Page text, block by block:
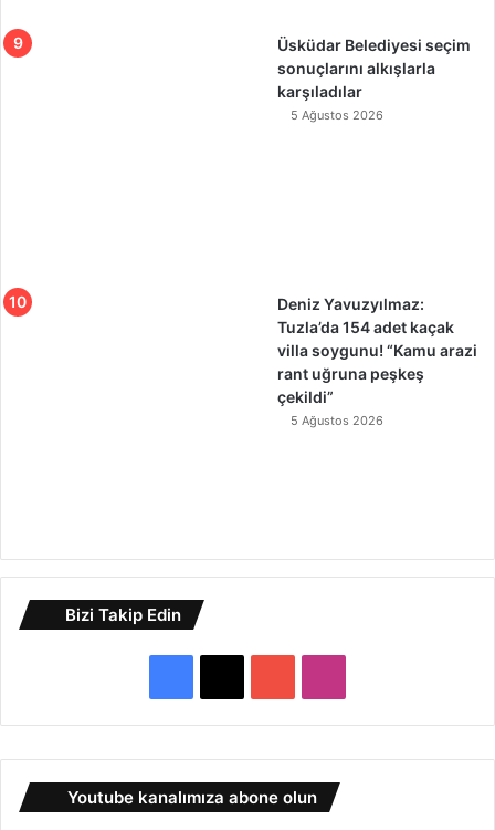
Üsküdar Belediyesi seçim
sonuçlarını alkışlarla
karşıladılar
5 Ağustos 2026
Deniz Yavuzyılmaz:
Tuzla’da 154 adet kaçak
villa soygunu! “Kamu arazi
rant uğruna peşkeş
çekildi”
5 Ağustos 2026
Bizi Takip Edin
a
c
e
o
u
T
n
s
Youtube kanalımıza abone olun